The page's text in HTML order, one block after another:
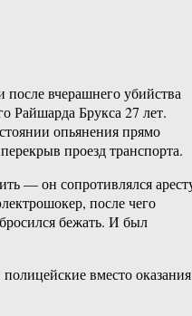
вчерашнего убийства
Райшарда Брукса 27 лет.
опьянения прямо
проезд транспорта.
— он сопротивлялся
после чего
бежать. И был
вместо оказания